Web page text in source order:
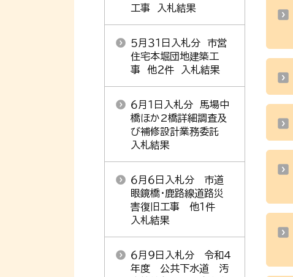
工事 入札結果
５月３１日入札分 市営
住宅本堀団地建築工
事 他２件 入札結果
６月１日入札分 馬場中
橋ほか2橋詳細調査及
び補修設計業務委託
入札結果
６月６日入札分 市道
眼鏡橋・鹿路線道路災
害復旧工事 他１件
入札結果
６月９日入札分 令和4
年度 公共下水道 汚